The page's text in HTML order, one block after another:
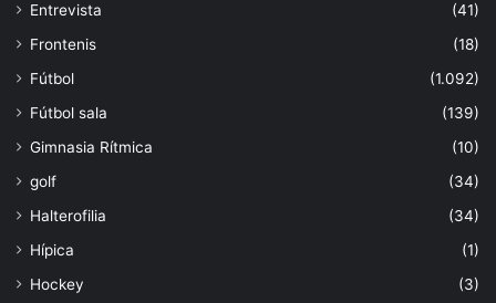
Entrevista
(41)
Frontenis
(18)
Fútbol
(1.092)
Fútbol sala
(139)
Gimnasia Rítmica
(10)
golf
(34)
Halterofilia
(34)
Hípica
(1)
Hockey
(3)